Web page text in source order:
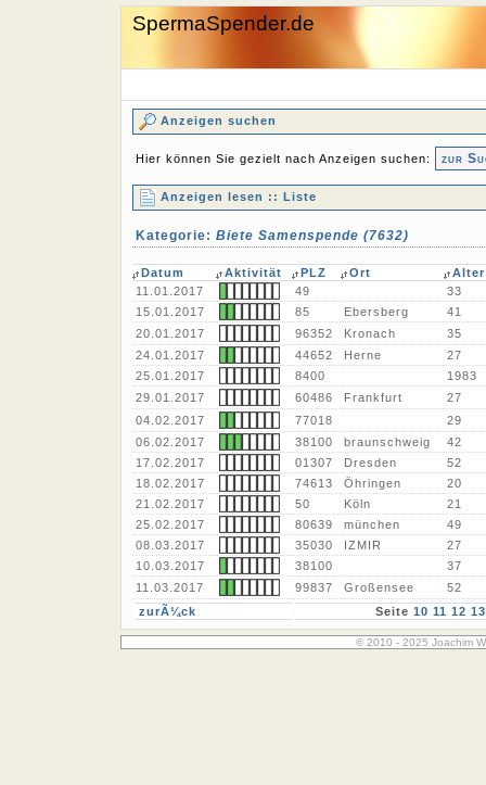
SpermaSpender.de
Anzeigen suchen
Hier können Sie gezielt nach Anzeigen suchen: zur
Anzeigen lesen :: Liste
Kategorie: Biete Samenspende (7632)
Datum Aktivität PLZ Ort
Alter
11.01.2017
49
33
15.01.2017
85 Ebersberg
41
20.01.2017
96352 Kronach
35
24.01.2017
44652 Herne
27
25.01.2017
8400
1983
29.01.2017
60486 Frankfurt
27
04.02.2017
77018
29
06.02.2017
38100 braunschweig
42
17.02.2017
01307 Dresden
52
18.02.2017
74613 Öhringen
20
21.02.2017
50 Köln
21
25.02.2017
80639 münchen
49
08.03.2017
35030 IZMIR
27
10.03.2017
38100
37
11.03.2017
99837 Großensee
52
zurÃ¼ck
Seite 10 11 12 13
© 2010 - 2025 Joachim